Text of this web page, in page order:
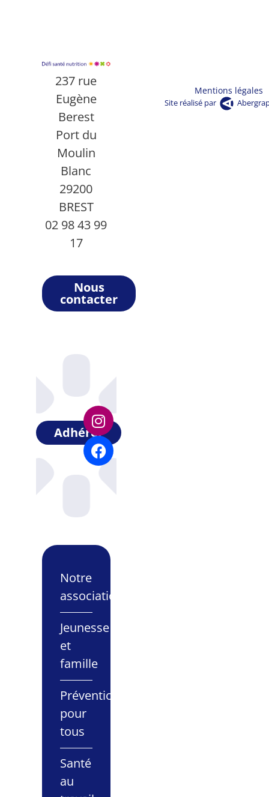
237 rue
Eugène
Berest
Port du
Moulin
Blanc
29200
BREST
02 98 43 99
17
Nous
contacter
Adhérer
Notre
association
Jeunesse
et
famille
Prévention
pour
tous
Santé
au
Mentions légales
Site réalisé par